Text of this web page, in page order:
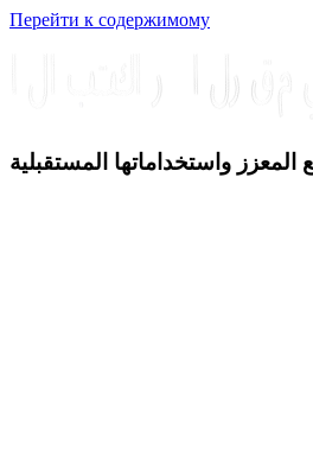
Перейти к содержимому
الابتكار
الرقمي
المعزز واستخداماتها المستقبلية